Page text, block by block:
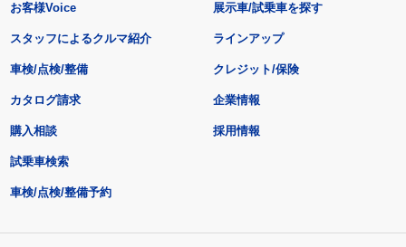
お客様Voice
スタッフによるクルマ紹介
展示車/試乗車を探す
ラインアップ
車検/点検/整備 クレジット/保険
カタログ請求
購入相談
試乗車検索
車検/点検/整備予約
企業情報
採用情報